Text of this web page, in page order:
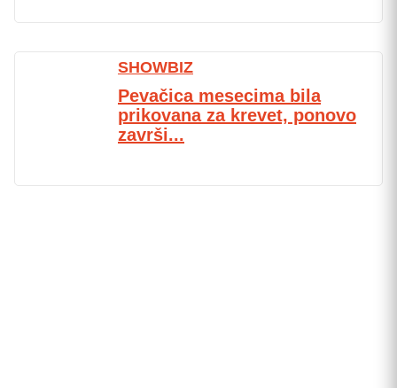
SHOWBIZ
Pevačica mesecima bila
prikovana za krevet, ponovo
završi...